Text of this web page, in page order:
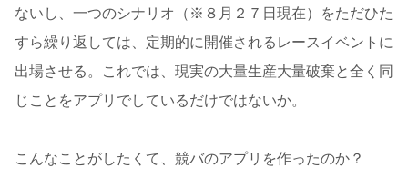
ないし、一つのシナリオ（※８月２７日現在）をただひた
すら繰り返しては、定期的に開催されるレースイベントに
出場させる。これでは、現実の大量生産大量破棄と全く同
じことをアプリでしているだけではないか。
こんなことがしたくて、競バのアプリを作ったのか？